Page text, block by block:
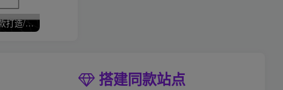
拼多多运营全攻略，爆款打造/付费推广/免费流量/日销千单实战教学/6月更新
搭建同款站点